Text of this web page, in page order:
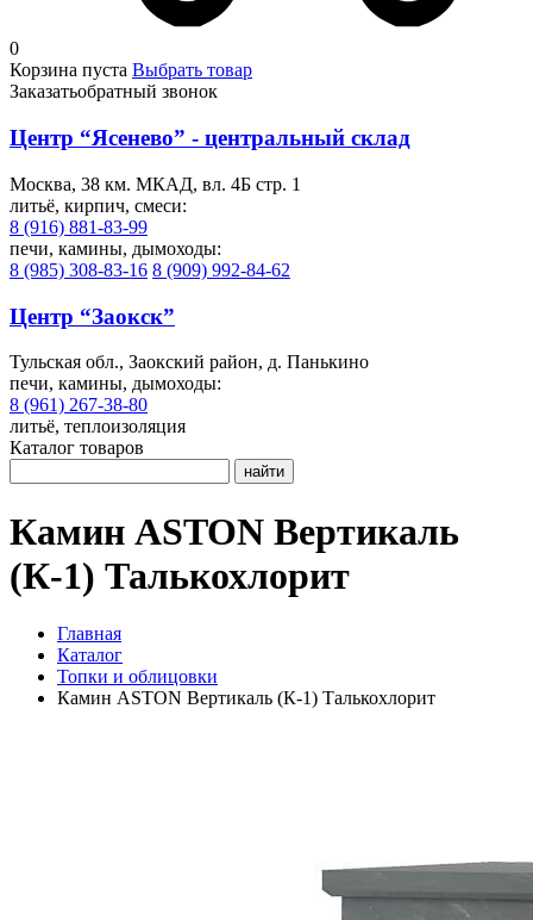
0
Корзина пуста Выбрать товар
Заказатьобратный звонок
Центр “Ясенево” - центральный склад
Москва, 38 км. МКАД, вл. 4Б стр. 1
литьё, кирпич, смеси:
8 (916) 881-83-99
печи, камины, дымоходы:
8 (985) 308-83-16 8 (909) 992-84-62
Центр “Заокск”
Тульская обл., Заокский район, д. Панькино
печи, камины, дымоходы:
8 (961) 267-38-80
литьё, теплоизоляция
Каталог товаров
найти
Камин ASTON Вертикаль
(К-1) Талькохлорит
Главная
Каталог
Топки и облицовки
Камин ASTON Вертикаль (К-1) Талькохлорит